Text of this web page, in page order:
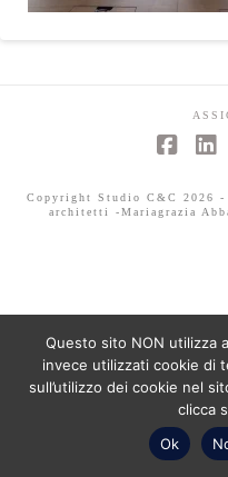
Copyright Studio C&C 2026 -
architetti -Mariagrazia
Questo sito NON utilizza
invece utilizzati cookie di
sull’utilizzo dei cookie nel
clicca
Ok